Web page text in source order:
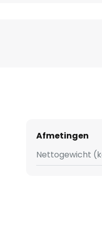
Afmetingen
Nettogewicht